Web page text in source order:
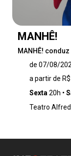
MANHÊ!
MANHÊ!
ao maravilhoso,
assustador
termo cunhado
mãe os
de 07/08/
a partir de
Sexta 20h
Teatro